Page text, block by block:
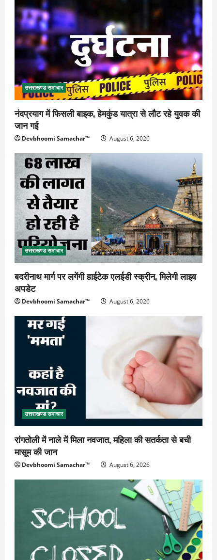
उत्तराखण्ड समाचार
नंदप्रयाग में फिसली बाइक, हेमकुंड यात्रा से लौट रहे युवक की
जान गई
Devbhoomi Samachar™ August 6, 2026
उत्तराखण्ड समाचार
बदरीनाथ मार्ग पर लगेंगी हाईटेक एलईडी स्क्रीन, मिलेगी लाइव
अपडेट
Devbhoomi Samachar™ August 6, 2026
उत्तराखण्ड समाचार
रांगतोली में नाले में मिला नवजात, महिला की सतर्कता से बची
मासूम की जान
Devbhoomi Samachar™ August 6, 2026